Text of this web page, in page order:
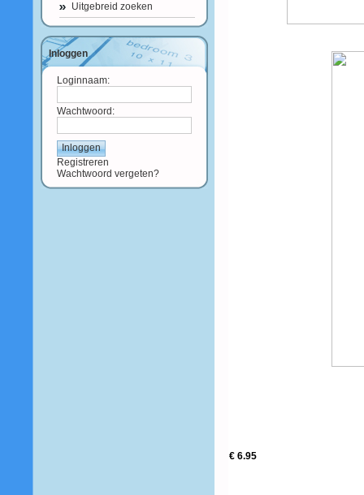
Uitgebreid zoeken
Inloggen
Loginnaam:
Wachtwoord:
Registreren
Wachtwoord vergeten?
€ 6.95